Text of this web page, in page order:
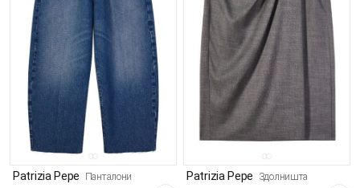
Patrizia Pepe Панталони Patrizia Pepe Здолништа